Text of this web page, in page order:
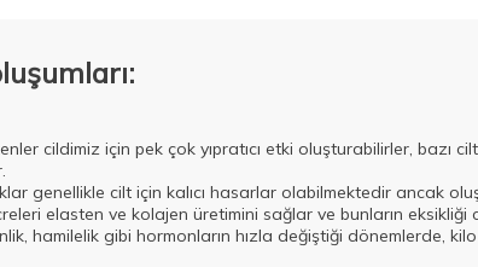
cildimiz için pek çok yıpratıcı etki oluşturabilirler, bazı
genellikle cilt için kalıcı hasarlar olabilmektedir ancak
elasten ve kolajen üretimini sağlar ve bunların
hamilelik gibi hormonların hızla değiştiği dönemlerde,